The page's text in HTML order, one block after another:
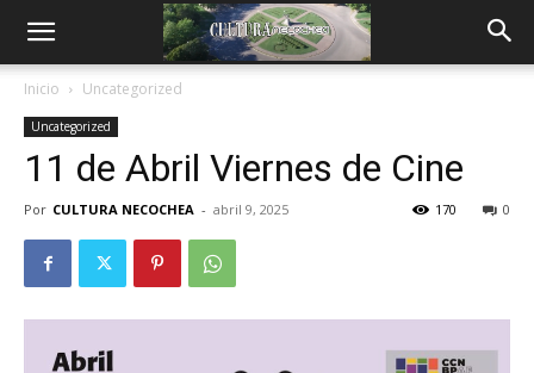
Inicio Uncategorized
Uncategorized
11 de Abril Viernes de Cine
Por CULTURA NECOCHEA - abril 9, 2025 0
170